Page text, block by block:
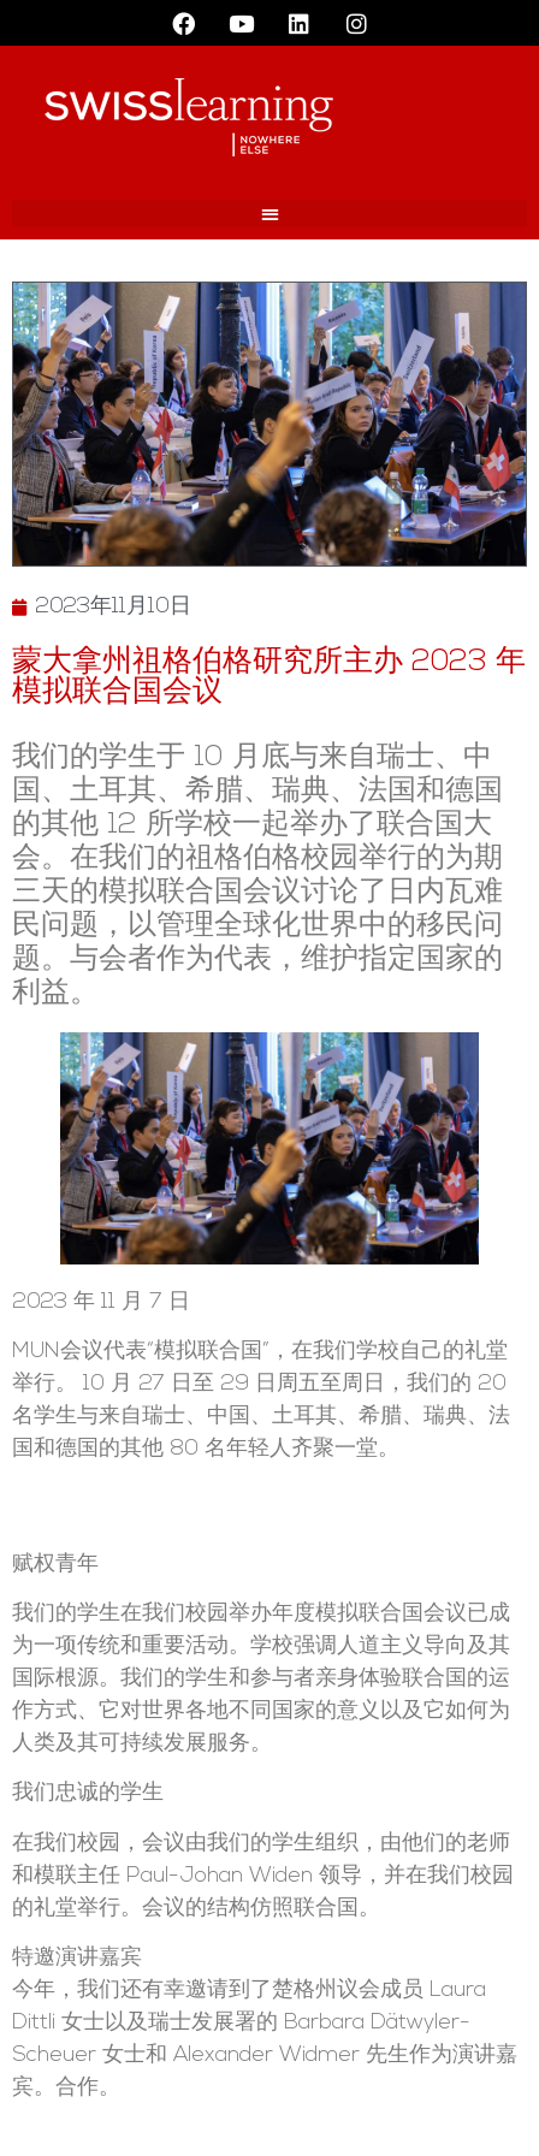
2023年11月10日
蒙大拿州祖格伯格研究所主办 2023 年
模拟联合国会议
我们的学生于 10 月底与来自瑞士、中
国、土耳其、希腊、瑞典、法国和德国
的其他 12 所学校一起举办了联合国大
会。在我们的祖格伯格校园举行的为期
三天的模拟联合国会议讨论了日内瓦难
民问题，以管理全球化世界中的移民问
题。与会者作为代表，维护指定国家的
利益。
2023 年 11 月 7 日
MUN会议代表“模拟联合国”，在我们学校自己的礼堂
举行。 10 月 27 日至 29 日周五至周日，我们的 20
名学生与来自瑞士、中国、土耳其、希腊、瑞典、法
国和德国的其他 80 名年轻人齐聚一堂。
赋权青年
我们的学生在我们校园举办年度模拟联合国会议已成
为一项传统和重要活动。学校强调人道主义导向及其
国际根源。我们的学生和参与者亲身体验联合国的运
作方式、它对世界各地不同国家的意义以及它如何为
人类及其可持续发展服务。
我们忠诚的学生
在我们校园，会议由我们的学生组织，由他们的老师
和模联主任 Paul-Johan Widen 领导，并在我们校园
的礼堂举行。会议的结构仿照联合国。
特邀演讲嘉宾
今年，我们还有幸邀请到了楚格州议会成员 Laura
Dittli 女士以及瑞士发展署的 Barbara Dätwyler-
Scheuer 女士和 Alexander Widmer 先生作为演讲嘉
宾。合作。